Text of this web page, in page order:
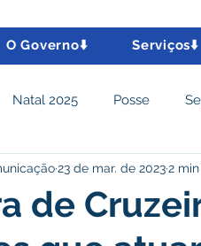
O Governo⬇️ Serviços⬇️
Natal 2025 Posse
Social e Cidadania
e turismo Tributos
de
23 de mar. de 20232